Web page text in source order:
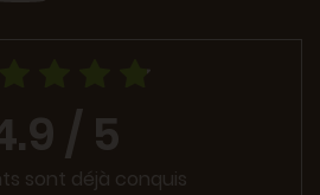
/ 5
sont déjà conquis